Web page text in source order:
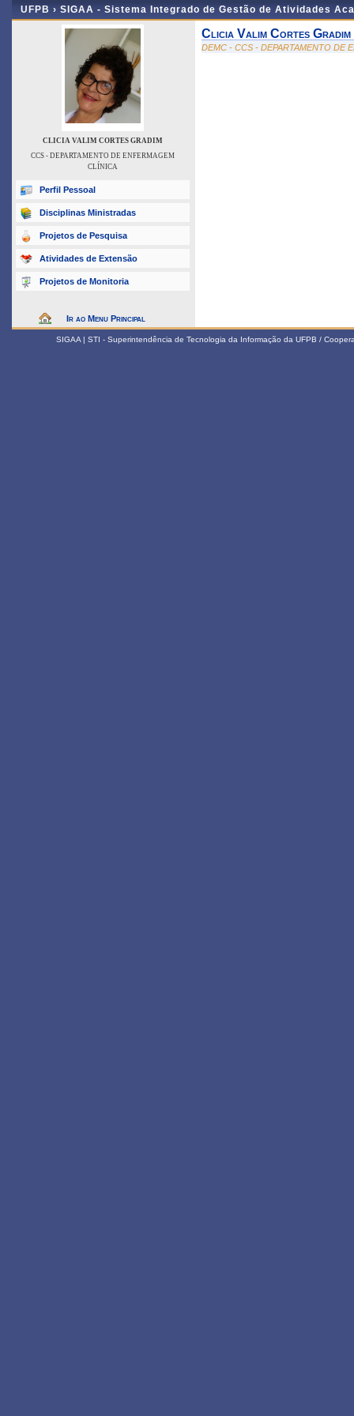
UFPB › SIGAA - Sistema Integrado de Gestão de Atividades
CLICIA VALIM CORTES GRADIM
CCS - DEPARTAMENTO DE ENFERMAGEM
CLÍNICA
Perfil Pessoal
Disciplinas Ministradas
Projetos de Pesquisa
Atividades de Extensão
Projetos de Monitoria
Ir ao Menu Principal
Clicia Valim Cortes Gradim
DEMC - CCS - DEPARTAMENTO DE
SIGAA | STI - Superintendência de Tecnologia da Informação da UFPB /